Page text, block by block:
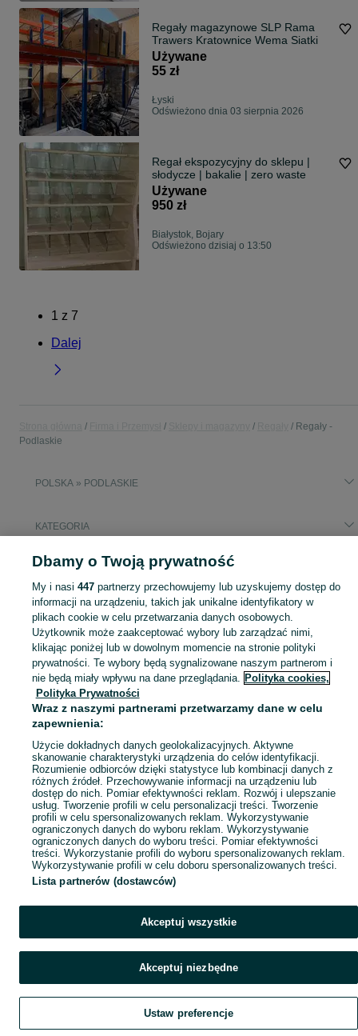
Regały magazynowe SLP Rama
Trawers Kratownice Wema Siatki
Używane
55 zł
Łyski
Odświeżono dnia 03 sierpnia 2026
Regał ekspozycyjny do sklepu |
słodycze | bakalie | zero waste
Używane
950 zł
Białystok, Bojary
Odświeżono dzisiaj o 13:50
1 z 7
Dalej
Regały -
Podlaskie
POLSKA » PODLASKIE
KATEGORIA
Popularne wyszukiwania
softbox
Sprzedaż regałów sklepowych i magazynowych Podlaskie ▶️ Aktualne oferty ✅ Duży wybór produktów w atrakcyjnych cenach ✌ Znajdź ogłoszenia na OLX.pl! Zobacz
Mapa kategorii
Mapa miejscowości
Mapa ministron
Szukaj Obserwujesz Dodaj Czat Konto
Dbamy o Twoją prywatność
My i nasi 447partnerzy przechowujemy lub uzyskujemy dostęp do
informacji na urządzeniu, takich jak unikalne identyfikatory w
plikach cookie w celu przetwarzania danych osobowych.
Użytkownik może zaakceptować wybory lub zarządzać nimi,
klikając poniżej lub w dowolnym momencie na stronie polityki
prywatności. Te wybory będą sygnalizowane naszym partnerom i
nie będą miały wpływu na dane przeglądania. Polityka cookies,
Polityka Prywatności
Wraz z naszymi partnerami przetwarzamy dane w celu
zapewnienia:
Użycie dokładnych danych geolokalizacyjnych. Aktywne
skanowanie charakterystyki urządzenia do celów identyfikacji.
Rozumienie odbiorców dzięki statystyce lub kombinacji danych z
różnych źródeł. Przechowywanie informacji na urządzeniu lub
dostęp do nich. Pomiar efektywności reklam. Rozwój i ulepszanie
usług. Tworzenie profili w celu personalizacji treści. Tworzenie
profili w celu spersonalizowanych reklam. Wykorzystywanie
ograniczonych danych do wyboru reklam. Wykorzystywanie
ograniczonych danych do wyboru treści. Pomiar efektywności
treści. Wykorzystanie profili do wyboru spersonalizowanych reklam.
Wykorzystywanie profili w celu doboru spersonalizowanych treści.
Lista partnerów (dostawców)
Akceptuj wszystkie
Akceptuj niezbędne
Ustaw preferencje